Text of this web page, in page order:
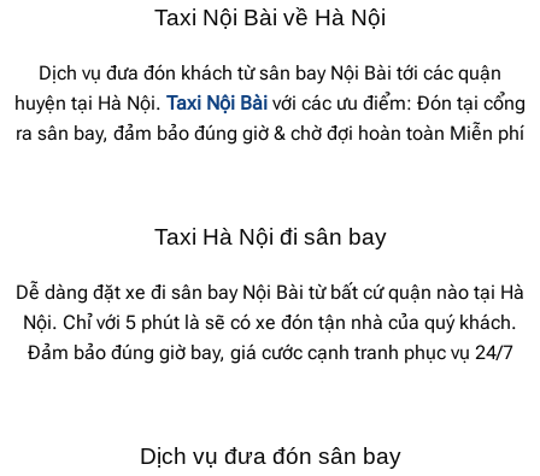
Taxi Nội Bài về Hà Nội
Dịch vụ đưa đón khách từ sân bay Nội Bài tới các quận
huyện tại Hà Nội. Taxi Nội Bài với các ưu điểm: Đón tại cổng
ra sân bay, đảm bảo đúng giờ & chờ đợi hoàn toàn Miễn phí
Taxi Hà Nội đi sân bay
Dễ dàng đặt xe đi sân bay Nội Bài từ bất cứ quận nào tại Hà
Nội. Chỉ với 5 phút là sẽ có xe đón tận nhà của quý khách.
Đảm bảo đúng giờ bay, giá cước cạnh tranh phục vụ 24/7
Dịch vụ đưa đón sân bay